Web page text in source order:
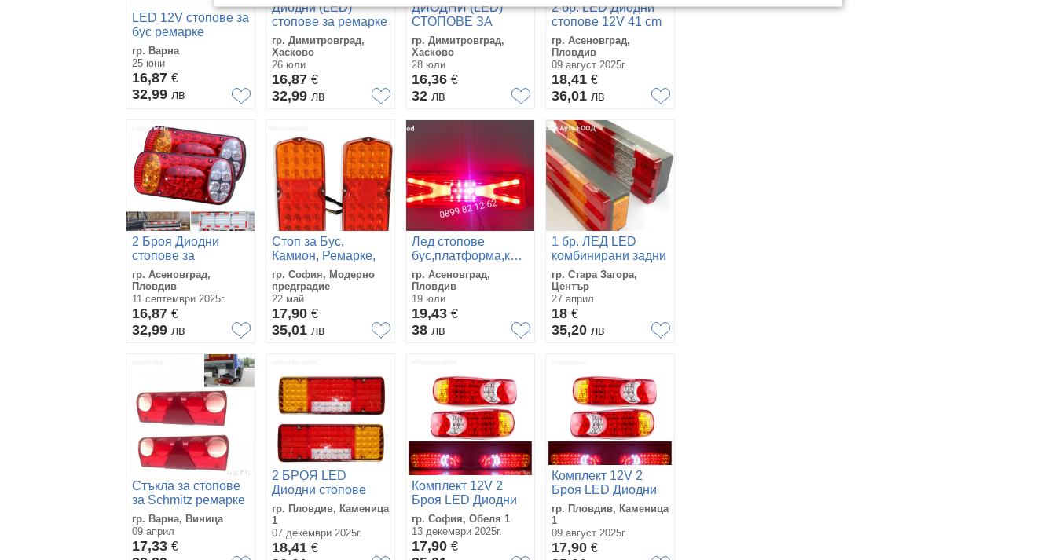
LED 12V стопове за
бус ремарке
каравана трактор
гр. Варна
25 юни
16,87 €
32,99 лв
Диодни (LED)
стопове за ремарке
2бр 12V -0371
гр. Димитровград,
Хасково
26 юли
16,87 €
32,99 лв
ДИОДНИ (LED)
СТОПОВЕ ЗА
РЕМАРКЕ 2БР 12V-
2252-12
гр. Димитровград,
Хасково
28 юли
16,36 €
32 лв
2 бр. LED Диодни
стопове 12V 41 cm
Стопове за Бус
Ремарке Тир
Каравана
гр. Асеновград,
Пловдив
09 август 2025г.
18,41 €
36,01 лв
2 Броя Диодни
стопове за
ремарке, Стопове
за платформи,
Диодни стопове
гр. Асеновград,
Пловдив
11 септември 2025г.
16,87 €
32,99 лв
Стоп за Бус,
Камион, Ремарке,
Каравана и други,
2бр.,24V - 5388
гр. София, Модерно
предградие
22 май
17,90 €
35,01 лв
Лед стопове
бус,платформа,каравана,ремарке
на 12волта Модел:
гр. Асеновград,
Пловдив
19 юли
19,43 €
38 лв
1 бр. ЛЕД LED
комбинирани задни
стопове стоп 24V
за камион бус
гр. Стара Загора,
Център
27 април
18 €
35,20 лв
Стъкла за стопове
за Schmitz ремарке
2бр
гр. Варна, Виница
09 април
17,33 €
2 БРОЯ LED
Диодни стопове
12V за ремарке
платформа
каравана
гр. Пловдив, Каменица
1
07 декември 2025г.
18,41 €
Комплект 12V 2
Броя LED Диодни
стопове за бусове
ремарке каравана
гр. София, Обеля 1
13 декември 2025г.
17,90 €
Комплект 12V 2
Броя LED Диодни
стопове за бусове
ремарке каравана
гр. Пловдив, Каменица
1
09 август 2025г.
17,90 €